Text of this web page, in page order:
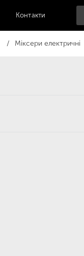
Контакти
Міксери електричні